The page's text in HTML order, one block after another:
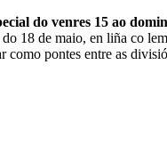
do venres 15 ao
18 de maio, en liña co
pontes entre as